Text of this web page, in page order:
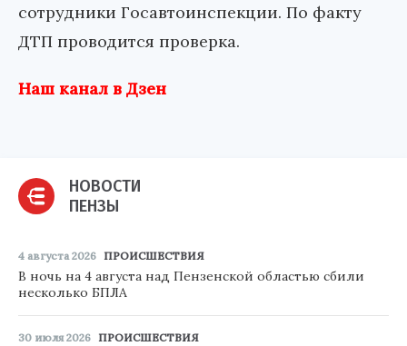
сотрудники Госавтоинспекции. По факту
ДТП проводится проверка.
Наш канал в Дзен
НОВОСТИ
ПЕНЗЫ
4 августа 2026 ПРОИСШЕСТВИЯ
В ночь на 4 августа над Пензенской областью сбили
несколько БПЛА
30 июля 2026 ПРОИСШЕСТВИЯ